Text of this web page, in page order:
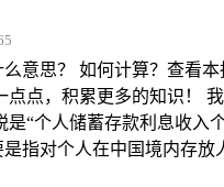
意思？ 如何计算？查看
点点，积累更多的知识！
是“个人储蓄存款利息收入
指对个人在中国境内存放